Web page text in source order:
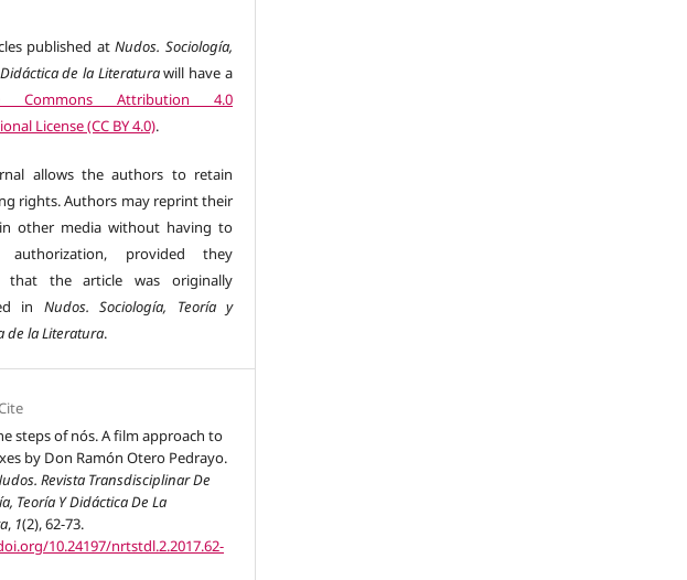
published atNudos. Sociología,
de la Literaturawill have a
Commons Attribution 4.0
License (CC BY 4.0).
allows the authors to retain
rights. Authors may reprint their
other media without having to
authorization, provided they
that the article was originally
in Nudos. Sociología, Teoría y
de la Literatura.
steps of nós. A film approach to
by Don Ramón Otero Pedrayo.
Revista Transdisciplinar De
Teoría Y Didáctica De La
, 1(2), 62-73.
10.24197/nrtstdl.2.2017.62-